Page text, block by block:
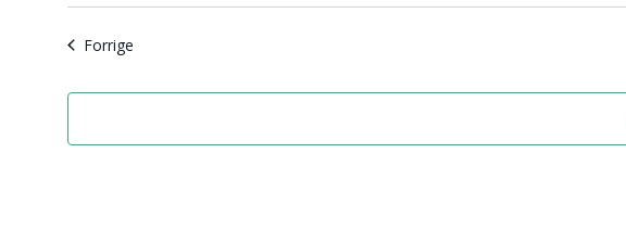
ForrigeArrangementer